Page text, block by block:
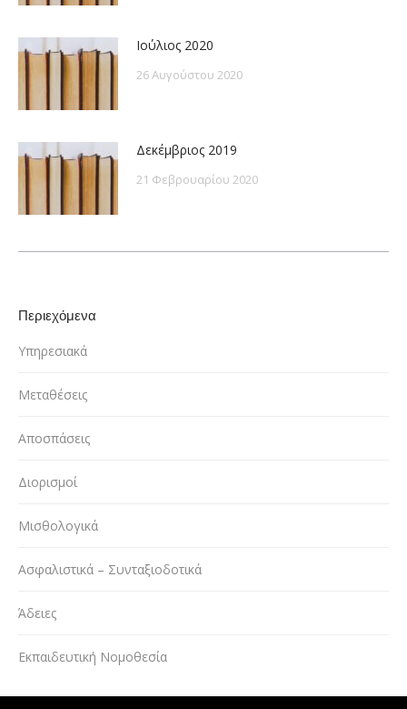
Ιούλιος 2020
26 Αυγούστου 2020
Δεκέμβριος 2019
21 Φεβρουαρίου 2020
Περιεχόμενα
Υπηρεσιακά
Μεταθέσεις
Αποσπάσεις
Διορισμοί
Μισθολογικά
Ασφαλιστικά – Συνταξιοδοτικά
Άδειες
Εκπαιδευτική Νομοθεσία